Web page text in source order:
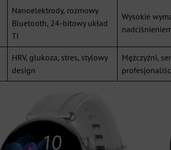
Nanoelektrody, rozmowy
Bluetooth, 24-bitowy układ
TI
Wysokie
HRV, glukoza, stres, stylowy
design
Mężczyźni,